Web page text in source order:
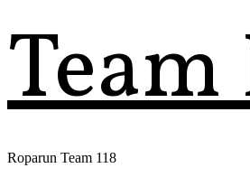
Roparun Team 118